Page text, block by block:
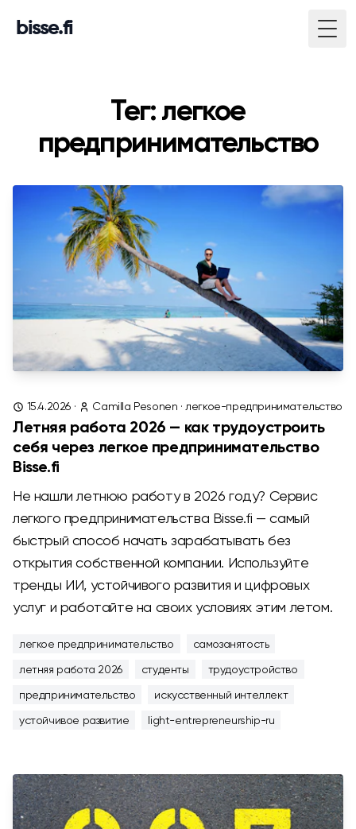
bisse.fi
Тег: легкое
предпринимательство
15.4.2026 · Camilla Pesonen · легкое-предпринимательство
Летняя работа 2026 — как трудоустроить
себя через легкое предпринимательство
Bisse.fi
Не нашли летнюю работу в 2026 году? Сервис
легкого предпринимательства Bisse.fi — самый
быстрый способ начать зарабатывать без
открытия собственной компании. Используйте
тренды ИИ, устойчивого развития и цифровых
услуг и работайте на своих условиях этим летом.
легкое предпринимательство
самозанятость
летняя работа 2026
студенты
трудоустройство
предпринимательство
искусственный интеллект
устойчивое развитие
light-entrepreneurship-ru